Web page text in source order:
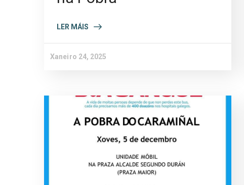
LER MÁIS
Xaneiro 24, 2025